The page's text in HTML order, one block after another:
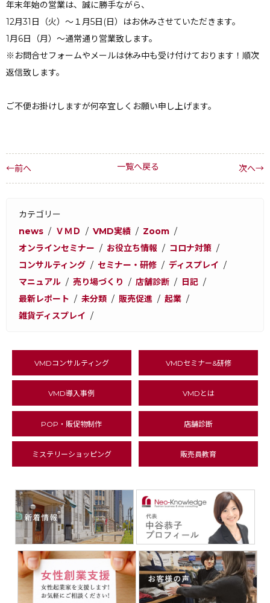
年末年始の営業は、誠に勝手ながら、
12月31日（火）～１月5日(日）はお休みさせていただきます。
1月6日（月）～通常通り営業致します。
※お問合せフォームやメールは休み中も受け付けております！順次
返信致します。
ご不便お掛けしますが何卒宜しくお願い申し上げます。
一覧へ戻る
←前へ 次へ→
カテゴリー
news
ＶＭＤ VMD実績
Zoom
オンラインセミナー
お役立ち情報
コロナ対策
コンサルティング
セミナー・研修
ディスプレイ
マニュアル
売り場づくり 店舗診断
日記
最新レポート
未分類 販売促進
起業
雑貨ディスプレイ
VMDコンサルティング VMDセミナー&研修
VMD導入事例 VMDとは
POP・販促物制作 店舗診断
ミステリーショッピング 販売員教育